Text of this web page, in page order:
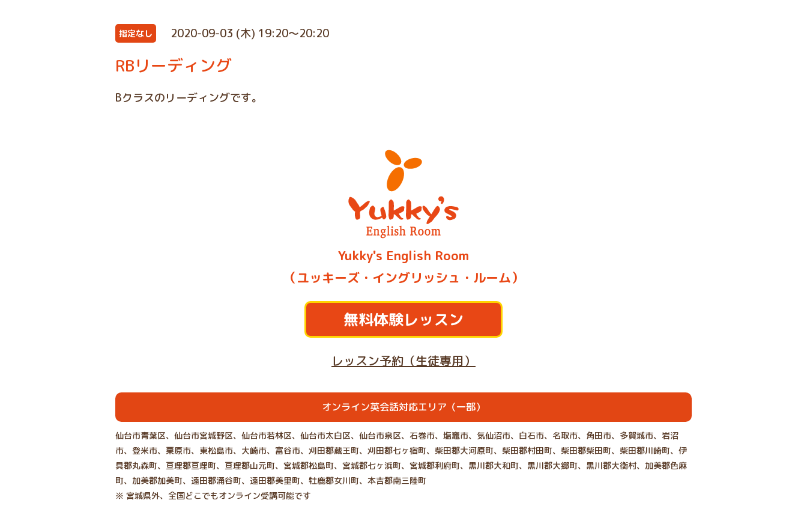
指定なし 2020-09-03 (木) 19:20～20:20
RBリーディング
Bクラスのリーディングです。
Yukky's English Room
（ユッキーズ・イングリッシュ・ルーム）
無料体験レッスン
レッスン予約（生徒専用）
オンライン英会話対応エリア（一部）
仙台市青葉区、仙台市宮城野区、仙台市若林区、仙台市太白区、仙台市泉区、石巻市、塩竈市、気仙沼市、白石市、名取市、角田市、多賀城市、岩沼
市、登米市、栗原市、東松島市、大崎市、富谷市、刈田郡蔵王町、刈田郡七ヶ宿町、柴田郡大河原町、柴田郡村田町、柴田郡柴田町、柴田郡川崎町、伊
具郡丸森町、亘理郡亘理町、亘理郡山元町、宮城郡松島町、宮城郡七ヶ浜町、宮城郡利府町、黒川郡大和町、黒川郡大郷町、黒川郡大衡村、加美郡色麻
町、加美郡加美町、遠田郡涌谷町、遠田郡美里町、牡鹿郡女川町、本吉郡南三陸町
※ 宮城県外、全国どこでもオンライン受講可能です